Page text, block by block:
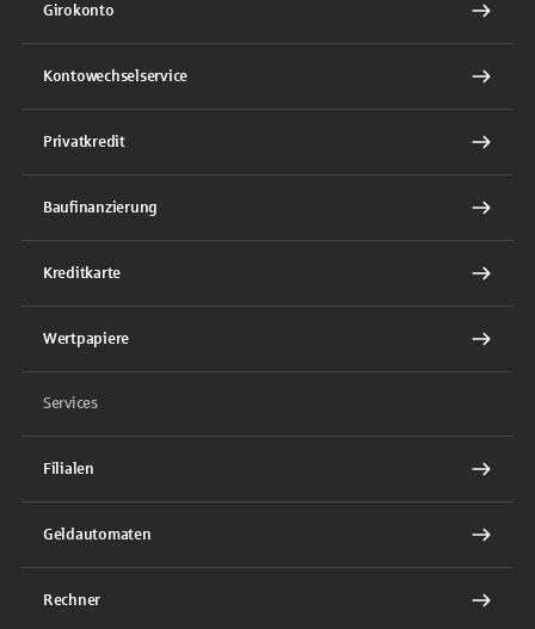
Girokonto
Kontowechselservice
Privatkredit
Baufinanzierung
Kreditkarte
Wertpapiere
Services
Filialen
Geldautomaten
Rechner